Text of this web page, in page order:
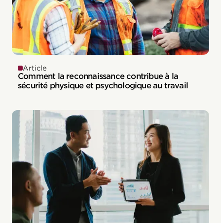
Article
Comment la reconnaissance contribue à la
sécurité physique et psychologique au travail